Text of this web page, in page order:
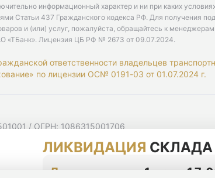
информационный характер и ни при каких
Статьи 437 Гражданского кодекса РФ. Для получения
и (или) услуг, пожалуйста, обращайтесь к
«ТБанк». Лицензия ЦБ РФ № 2673 от 09.07.2024.
ответственности владельцев
по лицензии ОС№ 0191-03 от 01.07.2024 г.
/ ОГРН: 1086315001706
ЛИКВИДАЦИЯ СКЛАДА
До конца акции 1 день